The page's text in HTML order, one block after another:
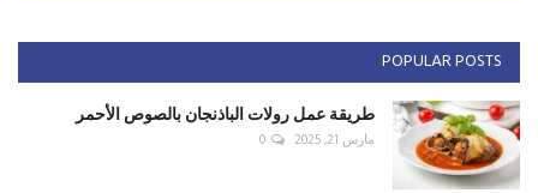
POPULAR POSTS
طريقة عمل رولات الباذنجان بالصوص الأحمر
مارس 21, 2025 0